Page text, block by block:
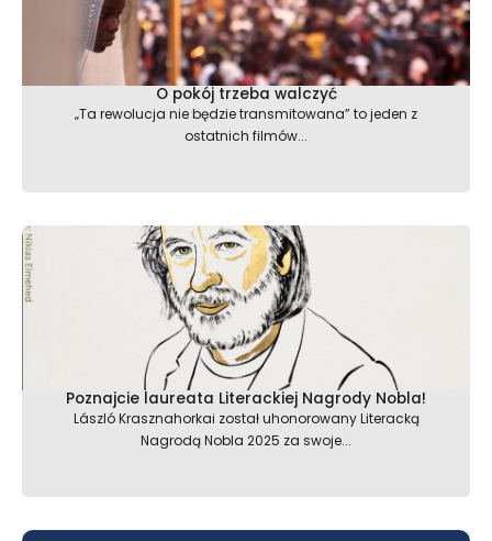
O pokój trzeba walczyć
„Ta rewolucja nie będzie transmitowana” to jeden z
ostatnich filmów...
Poznajcie laureata Literackiej Nagrody Nobla!
László Krasznahorkai został uhonorowany Literacką
Nagrodą Nobla 2025 za swoje...